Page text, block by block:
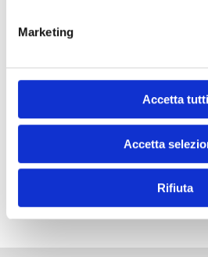
Marketing
Accetta tutti
Accetta
Rifiuta
ISCRIVITI ALLA